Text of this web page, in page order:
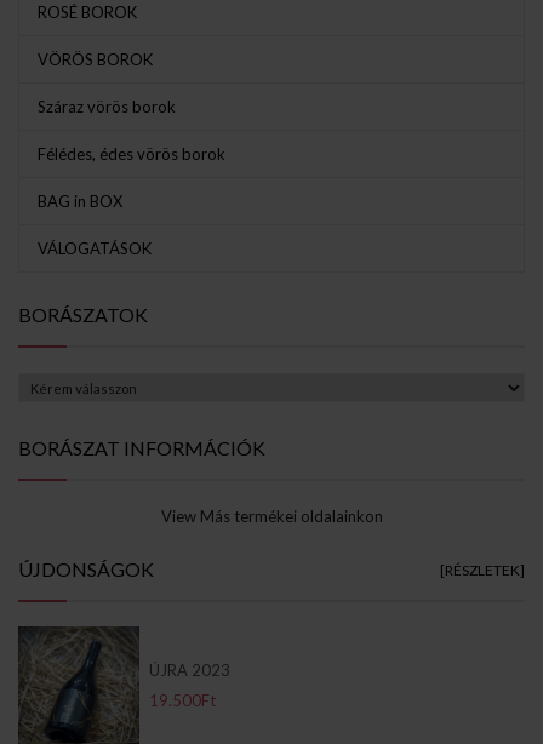
ROSÉ BOROK
VÖRÖS BOROK
Száraz vörös borok
Félédes, édes vörös borok
BAG in BOX
VÁLOGATÁSOK
BORÁSZATOK
BORÁSZAT INFORMÁCIÓK
View Más termékei oldalainkon
ÚJDONSÁGOK [RÉSZLETEK]
ÚJRA 2023
19.500Ft